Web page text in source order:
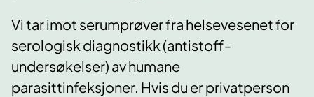
Vi tar imot serumprøver fra helsevesenet for
serologisk diagnostikk (antistoff-
undersøkelser) av humane
parasittinfeksjoner. Hvis du er privatperson